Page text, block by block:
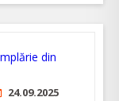
24.09.2025